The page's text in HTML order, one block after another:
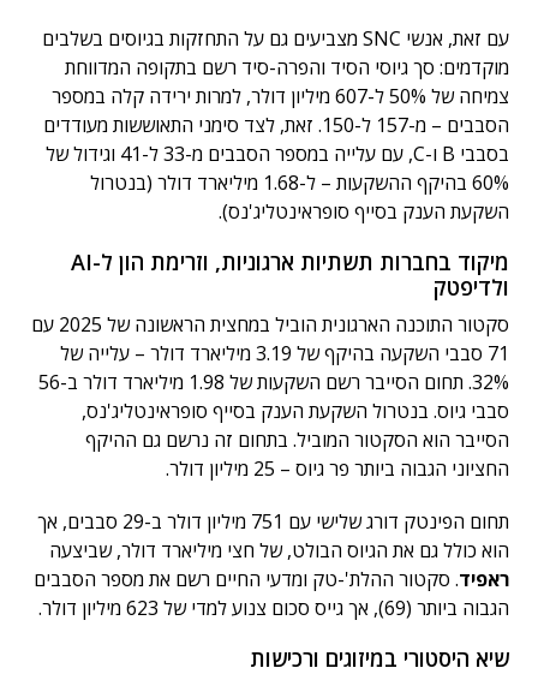
עם זאת, אנשי SNC מצביעים גם על התחזקות בגיוסים בשלבים
מוקדמים: סך גיוסי הסיד והפרה-סיד רשם בתקופה המדווחת
צמיחה של 50% ל-607 מיליון דולר, למרות ירידה קלה במספר
הסבבים – מ-157 ל-150. זאת, לצד סימני התאוששות מעודדים
בסבבי B ו-C, עם עלייה במספר הסבבים מ-33 ל-41 וגידול של
60% בהיקף ההשקעות – ל-1.68 מיליארד דולר (בנטרול
השקעת הענק בסייף סופראינטליג'נס).
מיקוד בחברות תשתיות ארגוניות, וזרימת הון ל-AI
ולדיפטק
סקטור התוכנה הארגונית הוביל במחצית הראשונה של 2025 עם
71 סבבי השקעה בהיקף של 3.19 מיליארד דולר – עלייה של
32%. תחום הסייבר רשם השקעות של 1.98 מיליארד דולר ב-56
סבבי גיוס. בנטרול השקעת הענק בסייף סופראינטליג'נס,
הסייבר הוא הסקטור המוביל. בתחום זה נרשם גם ההיקף
החציוני הגבוה ביותר פר גיוס – 25 מיליון דולר.
תחום הפינטק דורג שלישי עם 751 מיליון דולר ב-29 סבבים, אך
הוא כולל גם את הגיוס הבולט, של חצי מיליארד דולר, שביצעה
ראפיד. סקטור ההלת'-טק ומדעי החיים רשם את מספר הסבבים
הגבוה ביותר (69), אך גייס סכום צנוע למדי של 623 מיליון דולר.
שיא היסטורי במיזוגים ורכישות